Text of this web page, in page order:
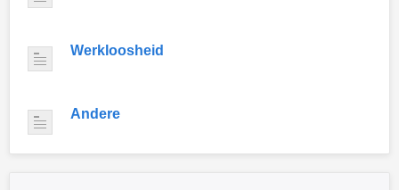
Werkloosheid
Andere